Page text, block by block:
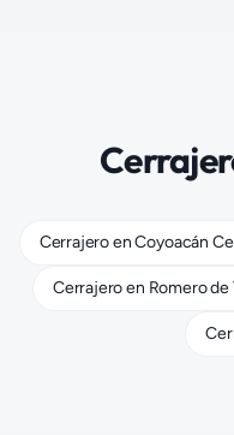
CerrajeroenCoyoacán
Cerrajeroen Romero de